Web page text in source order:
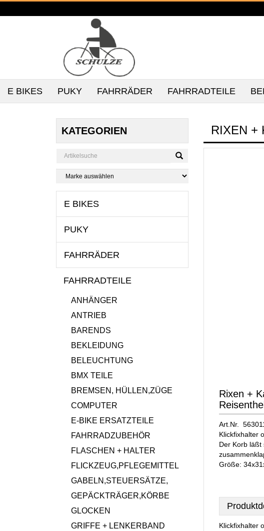
E BIKES PUKY FAHRRÄDER FAHRRADTEILE
KATEGORIEN
E BIKES
PUKY
FAHRRÄDER
FAHRRADTEILE
ANHÄNGER
ANTRIEB
BARENDS
BEKLEIDUNG
BELEUCHTUNG
BMX TEILE
BREMSEN, HÜLLEN,ZÜGE
COMPUTER
E-BIKE ERSATZTEILE
FAHRRADZUBEHÖR
FLASCHEN + HALTER
FLICKZEUG,PFLEGEMITTEL
GABELN,STEUERSÄTZE,
GEPÄCKTRÄGER,KÖRBE
GLOCKEN
GRIFFE + LENKERBAND
RIXEN +
Rixen +
Art.Nr.
Klickfixhalter
Der Korb läßt
Größe:
Klickfixhalter